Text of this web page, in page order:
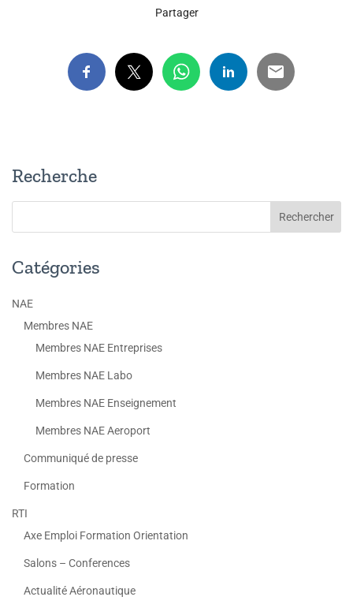
Partager
Recherche
Catégories
NAE
Membres NAE
Membres NAE Entreprises
Membres NAE Labo
Membres NAE Enseignement
Membres NAE Aeroport
Communiqué de presse
Formation
RTI
Axe Emploi Formation Orientation
Salons – Conferences
Actualité Aéronautique